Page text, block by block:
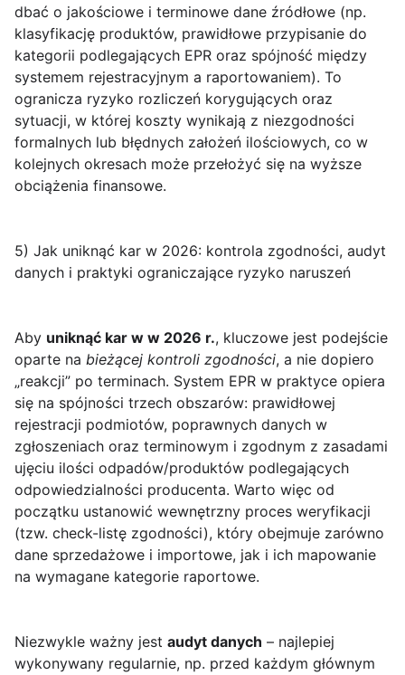
dbać o jakościowe i terminowe dane źródłowe (np.
klasyfikację produktów, prawidłowe przypisanie do
kategorii podlegających EPR oraz spójność między
systemem rejestracyjnym a raportowaniem). To
ogranicza ryzyko rozliczeń korygujących oraz
sytuacji, w której koszty wynikają z niezgodności
formalnych lub błędnych założeń ilościowych, co w
kolejnych okresach może przełożyć się na wyższe
obciążenia finansowe.
5) Jak uniknąć kar w 2026: kontrola zgodności, audyt
danych i praktyki ograniczające ryzyko naruszeń
Aby uniknąć kar w w 2026 r., kluczowe jest podejście
oparte na bieżącej kontroli zgodności, a nie dopiero
„reakcji” po terminach. System EPR w praktyce opiera
się na spójności trzech obszarów: prawidłowej
rejestracji podmiotów, poprawnych danych w
zgłoszeniach oraz terminowym i zgodnym z zasadami
ujęciu ilości odpadów/produktów podlegających
odpowiedzialności producenta. Warto więc od
początku ustanowić wewnętrzny proces weryfikacji
(tzw. check-listę zgodności), który obejmuje zarówno
dane sprzedażowe i importowe, jak i ich mapowanie
na wymagane kategorie raportowe.
Niezwykle ważny jest audyt danych – najlepiej
wykonywany regularnie, np. przed każdym głównym